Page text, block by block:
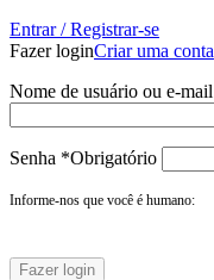
Entrar / Registrar-se
Fazer loginCriar uma conta
Nome de usuário ou e-mail
Senha *Obrigatório
Informe-nos que você é humano:
Fazer login